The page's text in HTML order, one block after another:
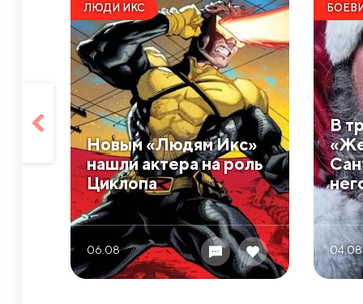
ЛЮДИ ИКС
Новым «Людям Икс»
нашли актера на роль
Циклопа
06.08
В
04.08